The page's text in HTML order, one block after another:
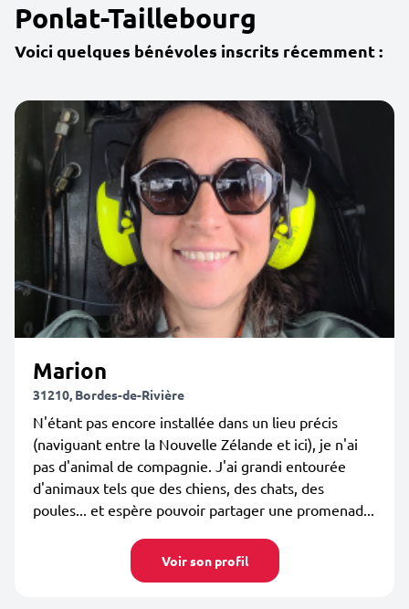
Ponlat-Taillebourg
Voici quelques bénévoles inscrits récemment :
Marion
31210, Bordes-de-Rivière
N'étant pas encore installée dans un lieu précis
(naviguant entre la Nouvelle Zélande et ici), je n'ai
pas d'animal de compagnie. J'ai grandi entourée
d'animaux tels que des chiens, des chats, des
poules... et espère pouvoir partager une promenad...
Voir son profil